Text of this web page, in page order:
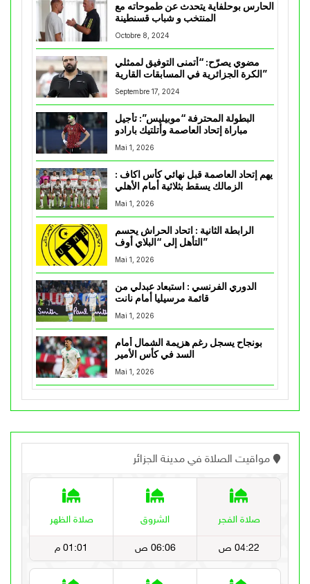
الحارس بوحلفاية يتحدث عن طموحاته مع
المنتخب و شباب قسنطينة
Octobre 8, 2024
مضوي يصرّح: “أتمنى التوفيق لممثلي
الكرة الجزائرية في المسابقات القارية”
Septembre 17, 2024
البطولة المحترفة “موبيليس”: تأجيل
مباراة إتحاد العاصمة وأتلتيك بارادو
Mai 1, 2026
يهم إتحاد العاصمة قبل نهائي كأس اكاف :
Mai 1, 2026
الرابطة الثانية : اتحاد الحراش يحسم
التأهل إلى “البلاي أوف”
Mai 1, 2026
الدوري الفرنسي : استبعاد عبدلي من
قائمة مرسيليا أمام نانت
Mai 1, 2026
بونجاح يسجل رغم هزيمة الشمال أمام
السد في كأس الأمير
Mai 1, 2026